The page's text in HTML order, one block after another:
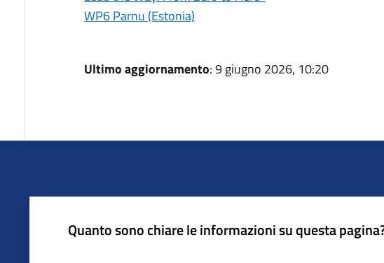
WP6 Parnu (Estonia)
Ultimo aggiornamento: 9 giugno 2026, 10:20
Quanto sono chiare le informazioni su questa